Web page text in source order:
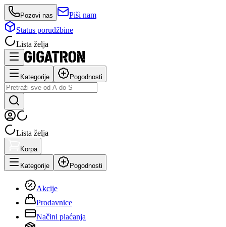
Pozovi nas
Piši nam
Status porudžbine
Lista želja
Kategorije Pogodnosti
Lista želja
Korpa
Kategorije Pogodnosti
Akcije
Prodavnice
Načini plaćanja